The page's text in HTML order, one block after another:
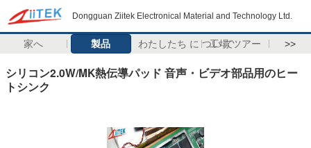
Dongguan Ziitek Electronical Material and Technology Ltd.
家へ 製品 わたしたち に つい て工場 ツアー >>
シリコン2.0W/MK熱伝導パッド 音声・ビデオ部品用のヒー
トシンク